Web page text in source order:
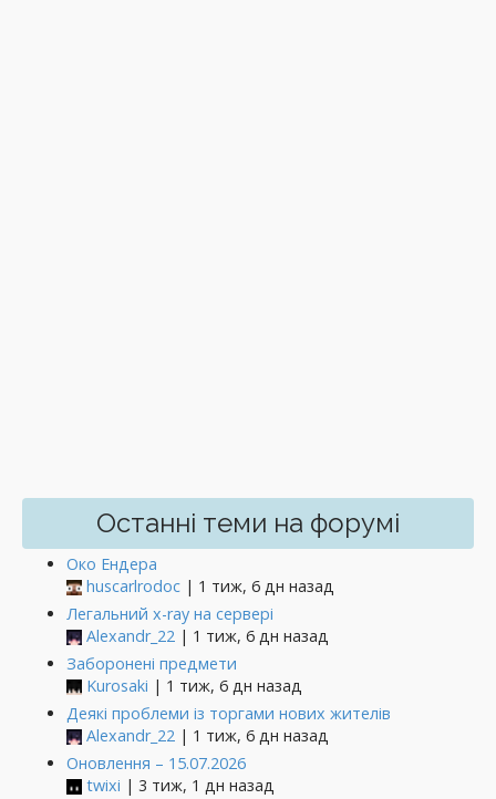
Останні теми на форумі
Око Ендера
huscarlrodoc | 1 тиж, 6 дн назад
Легальний x-ray на сервері
Alexandr_22 | 1 тиж, 6 дн назад
Заборонені предмети
Kurosaki | 1 тиж, 6 дн назад
Деякі проблеми із торгами нових жителів
Alexandr_22 | 1 тиж, 6 дн назад
Оновлення – 15.07.2026
twixi | 3 тиж, 1 дн назад